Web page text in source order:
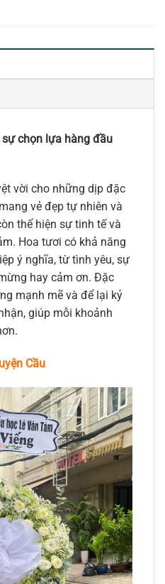
chọn lựa hàng đầu
vời cho những dịp đặc
vẻ đẹp tự nhiên và
thể hiện sự tinh tế và
Hoa tươi có khả năng
ý nghĩa, từ tình yêu, sự
hay cảm ơn. Đặc
mạnh mẽ và để lại kỷ
giúp mỗi khoảnh
Cầu